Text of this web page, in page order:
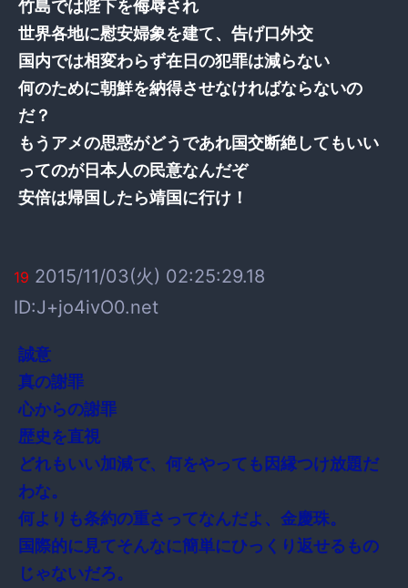
竹島では陛下を侮辱され
世界各地に慰安婦象を建て、告げ口外交
国内では相変わらず在日の犯罪は減らない
何のために朝鮮を納得させなければならないの
だ？
もうアメの思惑がどうであれ国交断絶してもいい
ってのが日本人の民意なんだぞ
安倍は帰国したら靖国に行け！
19 2015/11/03(火) 02:25:29.18
ID:J+jo4ivO0.net
誠意
真の謝罪
心からの謝罪
歴史を直視
どれもいい加減で、何をやっても因縁つけ放題だ
わな。
何よりも条約の重さってなんだよ、金慶珠。
国際的に見てそんなに簡単にひっくり返せるもの
じゃないだろ。